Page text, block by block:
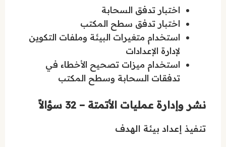
اختبار تدفق السحابة
اختبار تدفق سطح المكتب
استخدام متغيرات البيئة وملفات التكوين
لإدارة الإعدادات
استخدام ميزات تصحيح الأخطاء في
تدفقات السحابة وسطح المكتب
نشر وإدارة عمليات الأتمتة – 32 سؤالاً
تنفيذ إعداد بيئة الهدف